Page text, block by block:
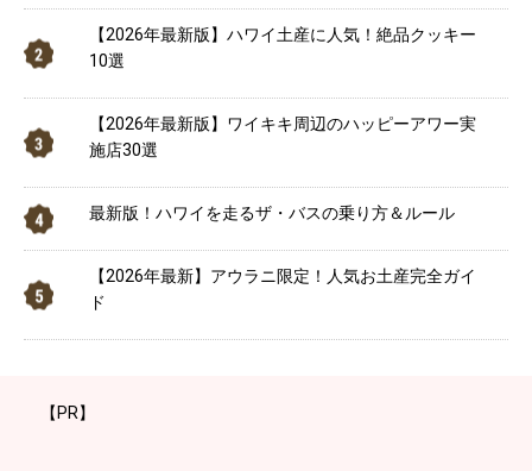
【2026年最新版】ハワイ土産に人気！絶品クッキー
10選
【2026年最新版】ワイキキ周辺のハッピーアワー実
施店30選
最新版！ハワイを走るザ・バスの乗り方＆ルール
【2026年最新】アウラニ限定！人気お土産完全ガイ
ド
【PR】